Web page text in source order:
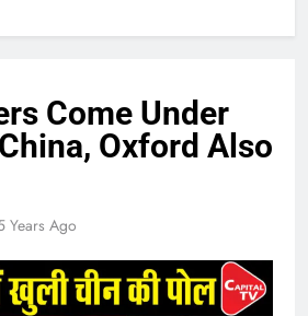
Come Under
Oxford Also
Years Ago